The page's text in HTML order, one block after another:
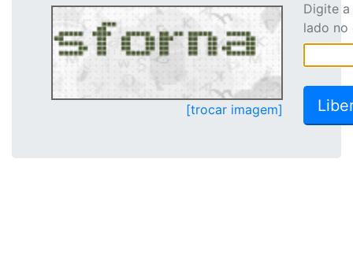
[trocar imagem]
Digite
lado no